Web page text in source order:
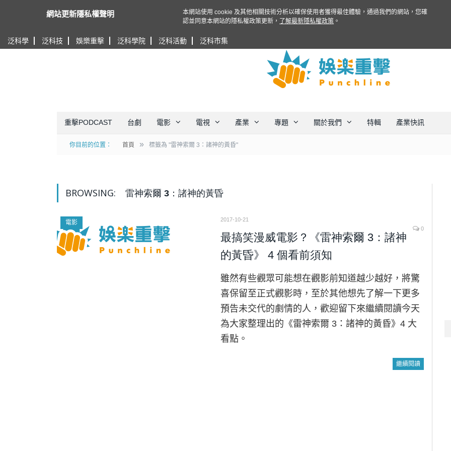
泛科學 泛科技 娛樂重擊 泛科學院 泛科活動 泛科市集
重擊PODCAST 台劇 電影 電視 產業 專題 關於我們 特輯 產業快訊
你目前的位置： 首頁 » 標籤為 "雷神索爾 3：諸神的黃昏"
BROWSING: 雷神索爾 3：諸神的黃昏
電影
2017-10-21
0
最搞笑漫威電影？《雷神索爾 3：諸神
的黃昏》 4 個看前須知
雖然有些觀眾可能想在觀影前知道越少越好，將驚
喜保留至正式觀影時，至於其他想先了解一下更多
預告未交代的劇情的人，歡迎留下來繼續閱讀今天
為大家整理出的《雷神索爾 3：諸神的黃昏》4 大
看點。
繼續閱讀
網站更新隱私權聲明
本網站使用 cookie 及其他相關技術分析以確保使用者獲得最佳體驗，通過我們的網站，您確
認並同意本網站的隱私權政策更新，
了解最新隱私權政策 。